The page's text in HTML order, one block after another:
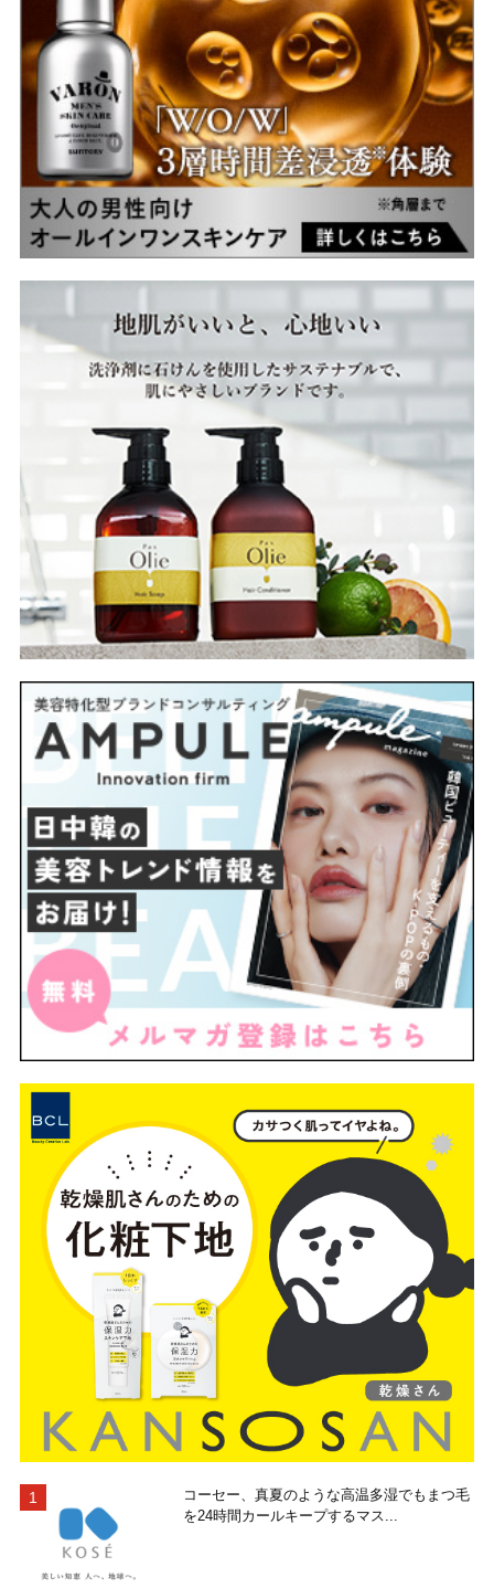
コーセー、真夏のような高温多湿でもまつ毛
を24時間カールキープするマス...